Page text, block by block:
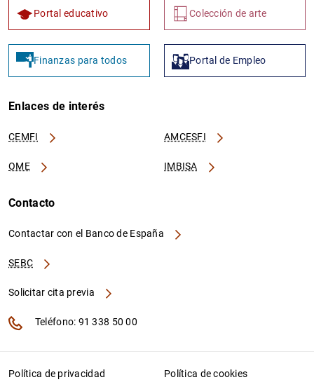
Portal educativo Colección de arte
Finanzas para todos Portal de Empleo
Enlaces de interés
CEMFI AMCESFI
OME IMBISA
Contacto
Contactar con el Banco de España
SEBC
Solicitar cita previa
Teléfono: 91 338 50 00
Política de privacidad Política de cookies